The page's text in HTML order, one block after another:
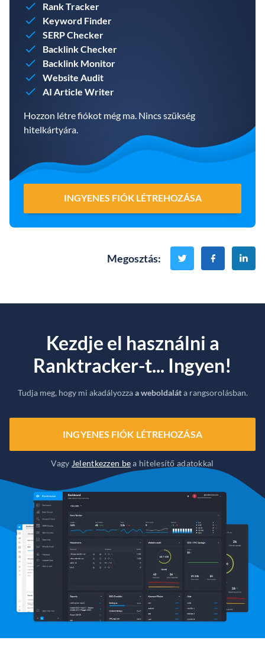
Rank Tracker
Keyword Finder
SERP Checker
Backlink Checker
Backlink Monitor
Website Audit
AI Article Writer
Hozzon létre fiókot még ma. Nincs szükség
hitelkártyára.
INGYENES FIÓK LÉTREHOZÁSA
Megosztás:
Kezdje el használni a
Ranktracker-t... Ingyen!
Tudja meg, hogy mi akadályozzaa weboldaláta rangsorolásban.
INGYENES FIÓK LÉTREHOZÁSA
Vagy Jelentkezzen bea hitelesítő adatokkal